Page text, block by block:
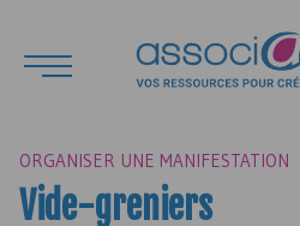
ORGANISER UNE MANIFESTATION
Vide-greniers